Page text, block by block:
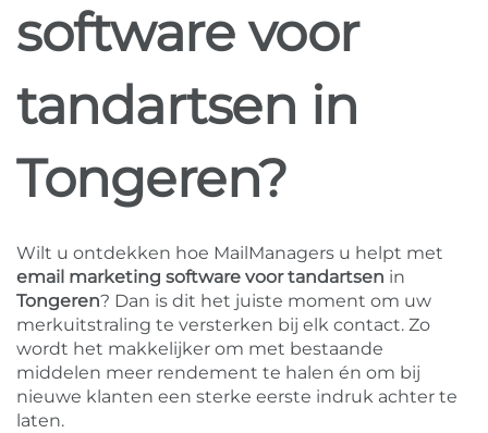
software voor
tandartsen in
Tongeren?
Wilt u ontdekken hoe MailManagers u helpt met
email marketing software voor tandartsen in
Tongeren? Dan is dit het juiste moment om uw
merkuitstraling te versterken bij elk contact. Zo
wordt het makkelijker om met bestaande
middelen meer rendement te halen én om bij
nieuwe klanten een sterke eerste indruk achter te
laten.